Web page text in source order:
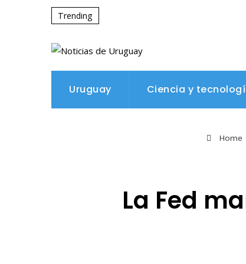
Trending
Uruguay Ciencia y
Home
La Fed